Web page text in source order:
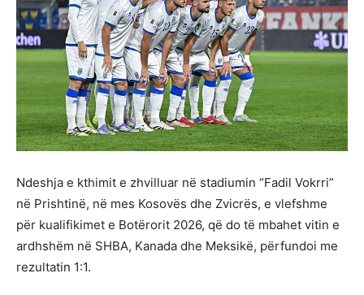
Ndeshja e kthimit e zhvilluar në stadiumin “Fadil Vokrri”
në Prishtinë, në mes Kosovës dhe Zvicrës, e vlefshme
për kualifikimet e Botërorit 2026, që do të mbahet vitin e
ardhshëm në SHBA, Kanada dhe Meksikë, përfundoi me
rezultatin 1:1.